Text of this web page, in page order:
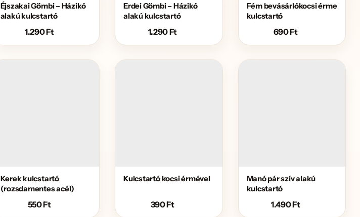
Éjszakai Gömbi – Házikó
alakú kulcstartó
1.290Ft
Erdei Gömbi – Házikó
alakú kulcstartó
1.290Ft
Fém bevásárlókocsi érme
kulcstartó
690Ft
Kerek kulcstartó
(rozsdamentes acél)
550Ft
Kulcstartó kocsi érmével
390Ft
Manó pár szív alakú
kulcstartó
1.490Ft